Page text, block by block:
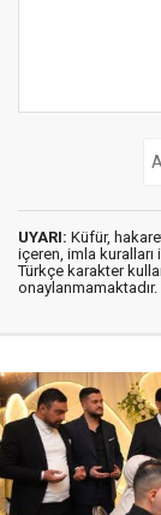
UYARI: Küfür,
içeren, imla kuralları
Türkçe karakter
onaylanmamaktadır.